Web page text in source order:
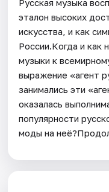
Русская музыка
эталон высоких
искусства, и как
России.Когда и как
музыки к
выражение «агент
занимались эти
оказалась
популярности
моды на